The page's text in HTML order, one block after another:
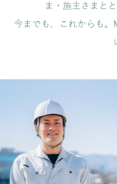
ま・施主さまと
今までも、これからも。